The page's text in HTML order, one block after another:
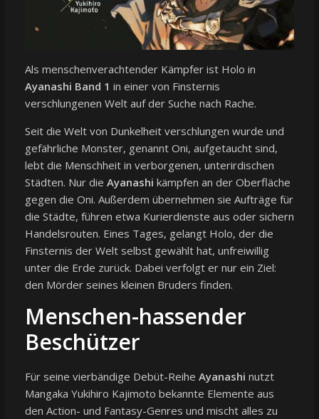
Als menschenverachtender Kämpfer ist Holo in
Ayanashi Band 1 in einer von Finsternis
verschlungenen Welt auf der Suche nach Rache.
Seit die Welt von Dunkelheit verschlungen wurde und
gefährliche Monster, genannt Oni, aufgetaucht sind,
lebt die Menschheit in verborgenen, unterirdischen
Städten. Nur die Ayanashi kämpfen an der Oberfläche
gegen die Oni. Außerdem übernehmen sie Aufträge für
die Städte, führen etwa Kurierdienste aus oder sichern
Handelsrouten. Eines Tages, gelangt Holo, der die
Finsternis der Welt selbst gewählt hat, unfreiwillig
unter die Erde zurück. Dabei verfolgt er nur ein Ziel:
den Mörder seines kleinen Bruders finden.
Menschen-hassender
Beschützer
Für seine vierbändige Debüt-Reihe Ayanashi nutzt
Mangaka Yukihiro Kajimoto bekannte Elemente aus
den Action- und Fantasy-Genres und mischt alles zu